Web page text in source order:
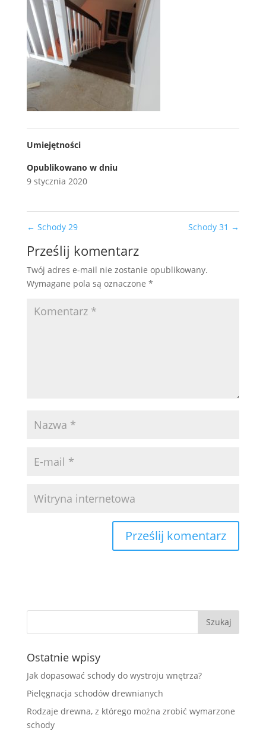
Umiejętności
Opublikowano w dniu
9 stycznia 2020
← Schody 29 Schody 31 →
Prześlij komentarz
Twój adres e-mail nie zostanie opublikowany.
Wymagane pola są oznaczone *
Ostatnie wpisy
Jak dopasować schody do wystroju wnętrza?
Pielęgnacja schodów drewnianych
Rodzaje drewna, z którego można zrobić wymarzone
schody